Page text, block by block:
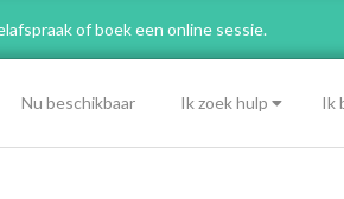
of boek een online sessie.
Nu beschikbaar Ik zoek hulp Ik